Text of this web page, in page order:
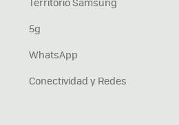
5g
WhatsApp
Conectividad y Redes